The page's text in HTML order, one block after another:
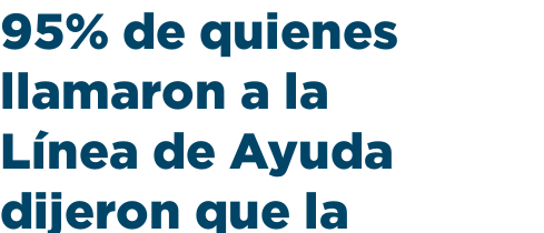
95% de quienes
llamaron a la
Línea de Ayuda
dijeron que la